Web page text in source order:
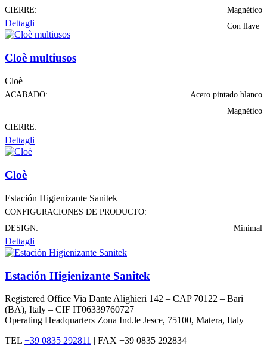
CIERRE:
Magnético
Con llave
Dettagli
Cloè multiusos
Cloè
ACABADO: Acero pintado blanco
CIERRE:
Magnético
Dettagli
Cloè
Estación Higienizante Sanitek
CONFIGURACIONES DE PRODUCTO:
DESIGN:
Minimal
Dettagli
Estación Higienizante Sanitek
Registered Office Via Dante Alighieri 142 – CAP 70122 – Bari
(BA), Italy – CIF IT06339760727
Operating Headquarters Zona Ind.le Jesce, 75100, Matera, Italy
TEL +39 0835 292811 | FAX +39 0835 292834